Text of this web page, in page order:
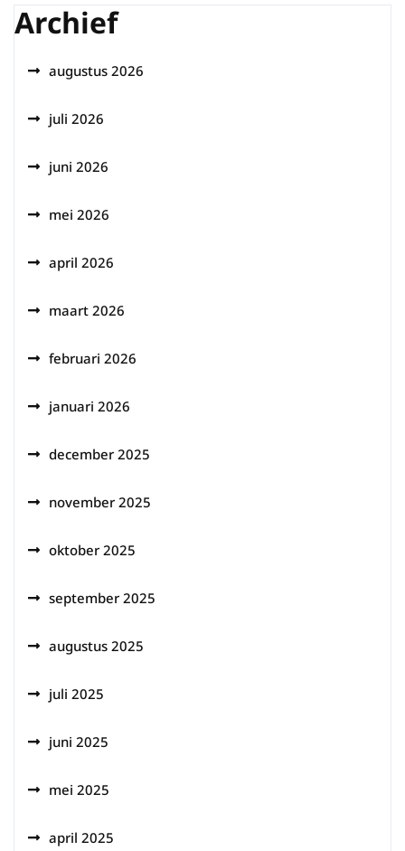
Archief
augustus 2026
juli 2026
juni 2026
mei 2026
april 2026
maart 2026
februari 2026
januari 2026
december 2025
november 2025
oktober 2025
september 2025
augustus 2025
juli 2025
juni 2025
mei 2025
april 2025